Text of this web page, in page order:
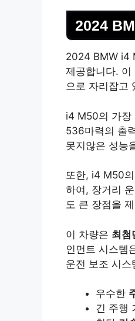
2024
2024 BMW i4
제공합니다. 이
으로 자리잡고
i4 M50의 가장
536마력의 출
못지않은 성능
또한, i4 M50의
하여, 장거리
도 큰 장점을
이 차량은 최첨
인먼트 시스템
운전 보조 시
우수한
긴 주행